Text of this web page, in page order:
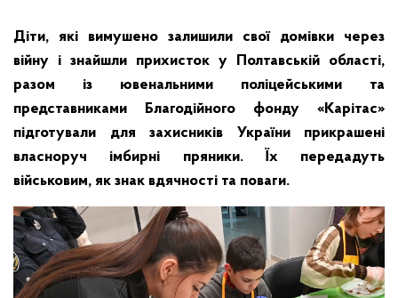
Діти, які вимушено залишили свої домівки через
війну і знайшли прихисток у Полтавській області,
разом із ювенальними поліцейськими та
представниками Благодійного фонду «Карітас»
підготували для захисників України прикрашені
власноруч імбирні пряники. Їх передадуть
військовим, як знак вдячності та поваги.